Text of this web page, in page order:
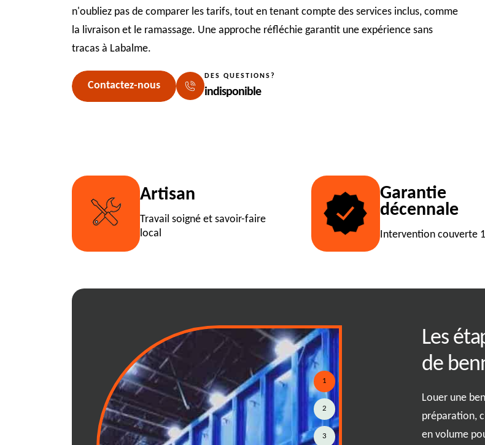
n'oubliez pas de comparer les tarifs, tout en tenant compte des services inclus, comme
la livraison et le ramassage. Une approche réfléchie garantit une expérience sans
tracas à Labalme.
Contactez-nous
DES QUESTIONS?
indisponible
Artisan
Travail soigné et savoir-faire
local
Garantie
décennale
Intervention couverte
Pourquoi choisir RJ Benne pour
votre location de benne à
Labalme
Opter pour notre service de location de benne, c’est faire le
Les
de
Louer une
préparation,
en volume
1
2
3